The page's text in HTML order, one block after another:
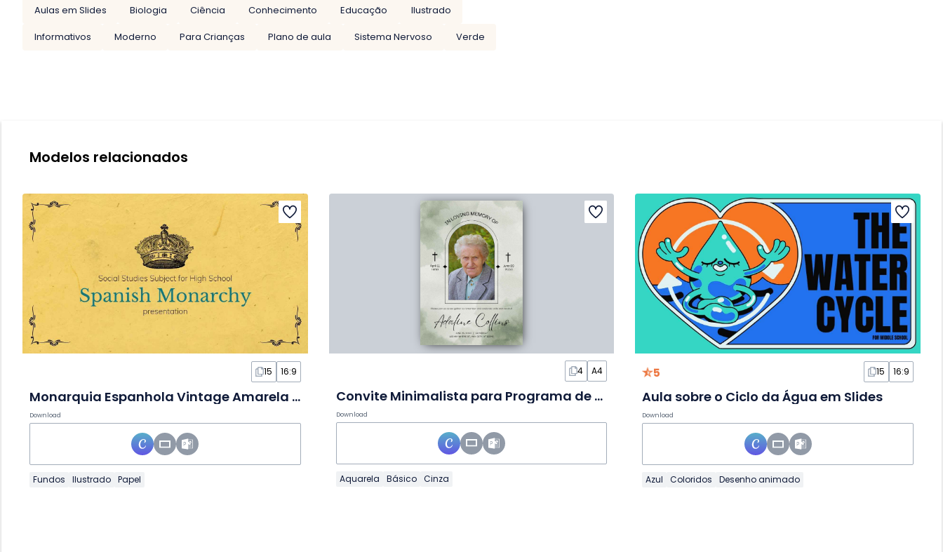
Aulas em Slides Biologia Ciência Conhecimento Educação
Ilustrado
Informativos
Moderno Para Crianças Plano de aula Sistema Nervoso Verde
Modelos relacionados
15 16:9
Monarquia Espanhola Vintage Amarela em Slides
Download
Fundos Ilustrado Papel
4 A4
Convite Minimalista para Programa de Funeral Católico em Slides
Download
Aquarela Básico Cinza
5 15 16:9
Aula sobre o Ciclo da Água em Slides
Download
Azul Coloridos Desenho animado